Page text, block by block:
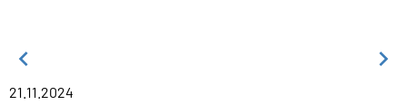
21.11.2024